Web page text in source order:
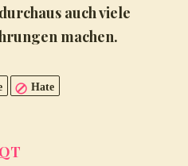
auch viele
machen.
Hate
QT